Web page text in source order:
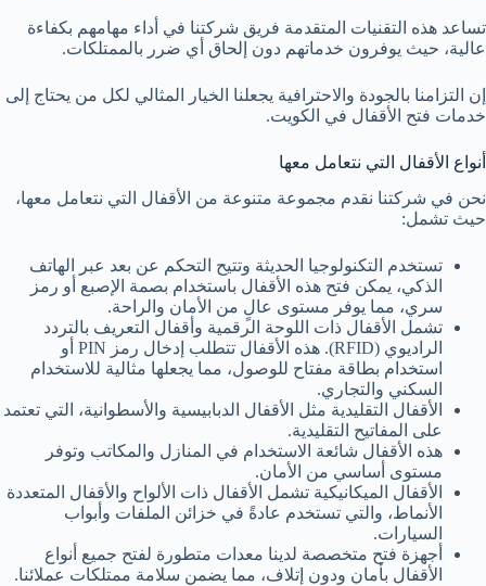
تساعد هذه التقنيات المتقدمة فريق شركتنا في أداء مهامهم بكفاءة
عالية، حيث يوفرون خدماتهم دون إلحاق أي ضرر بالممتلكات.
إن التزامنا بالجودة والاحترافية يجعلنا الخيار المثالي لكل من يحتاج إلى
خدمات فتح الأقفال في الكويت.
أنواع الأقفال التي نتعامل معها
نحن في شركتنا نقدم مجموعة متنوعة من الأقفال التي نتعامل معها،
حيث تشمل:
تستخدم التكنولوجيا الحديثة وتتيح التحكم عن بعد عبر الهاتف
الذكي، يمكن فتح هذه الأقفال باستخدام بصمة الإصبع أو رمز
سري، مما يوفر مستوى عالٍ من الأمان والراحة.
تشمل الأقفال ذات اللوحة الرقمية وأقفال التعريف بالتردد
الراديوي (RFID). هذه الأقفال تتطلب إدخال رمز PIN أو
استخدام بطاقة مفتاح للوصول، مما يجعلها مثالية للاستخدام
السكني والتجاري.
الأقفال التقليدية مثل الأقفال الدبابيسية والأسطوانية، التي تعتمد
على المفاتيح التقليدية.
هذه الأقفال شائعة الاستخدام في المنازل والمكاتب وتوفر
مستوى أساسي من الأمان.
الأقفال الميكانيكية تشمل الأقفال ذات الألواح والأقفال المتعددة
الأنماط، والتي تستخدم عادةً في خزائن الملفات وأبواب
السيارات.
أجهزة فتح متخصصة لدينا معدات متطورة لفتح جميع أنواع
الأقفال بأمان ودون إتلاف، مما يضمن سلامة ممتلكات عملائنا.